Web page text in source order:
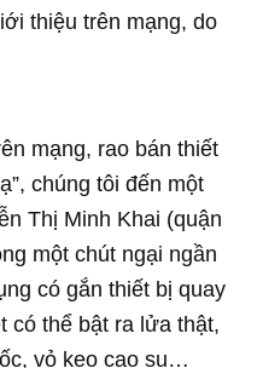
thiệu trên mạng, do
mạng, rao bán thiết
chúng tôi đến một
Thị Minh Khai (quận
một chút ngại ngần
có gắn thiết bị quay
có thể bật ra lửa thật,
vỏ kẹo cao su…